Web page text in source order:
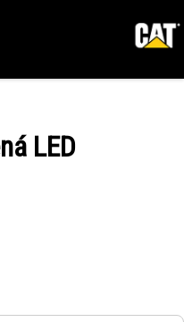
LED